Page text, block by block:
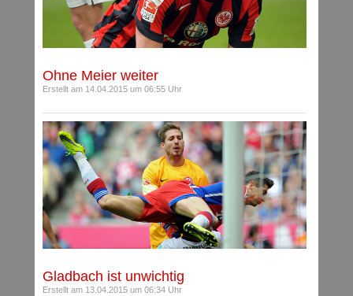
Ohne Meier weiter
Erstellt am 14.04.2015 um 06:55 Uhr
Gladbach ist unwichtig
Erstellt am 13.04.2015 um 06:34 Uhr